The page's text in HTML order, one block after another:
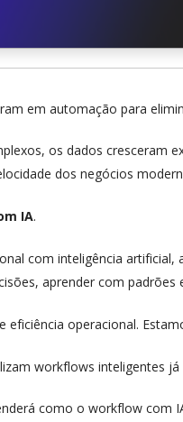
em automação para
os dados cresceram
dos negócios
IA.
com inteligência
aprender com padrões
eficiência operacional.
workflows inteligentes
como o workflow com